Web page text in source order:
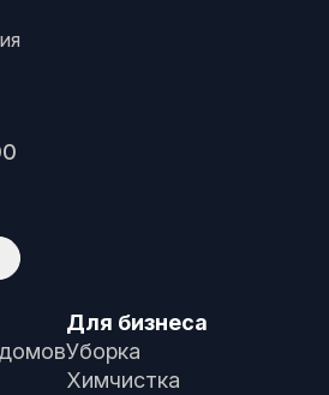
Для бизнеса
Уборка
Химчистка